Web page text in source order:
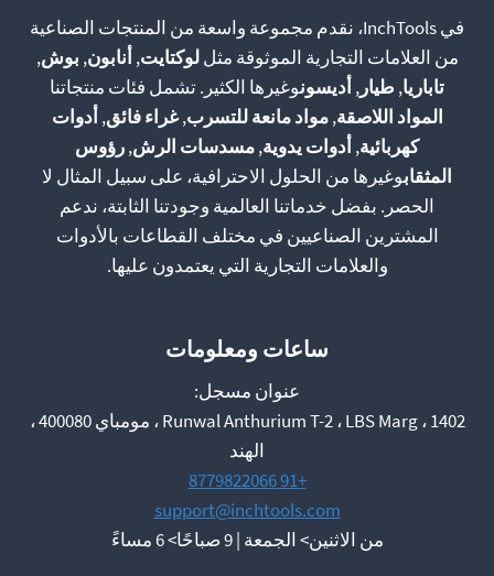
في InchTools، نقدم مجموعة واسعة من المنتجات الصناعية
من العلامات التجارية الموثوقة مثللوكتايت,أنابون, بوش,
تاباريا, طيار ,أديسونوغيرها الكثير. تشمل فئات منتجاتنا
المواد اللاصقة,مواد مانعة للتسرب,غراء فائق,أدوات
كهربائية,أدوات يدوية,مسدسات الرش,رؤوس
المثقابوغيرها من الحلول الاحترافية، على سبيل المثال لا
الحصر. بفضل خدماتنا العالمية وجودتنا الثابتة، ندعم
المشترين الصناعيين في مختلف القطاعات بالأدوات
والعلامات التجارية التي يعتمدون عليها.
ساعات ومعلومات
عنوان مسجل:
1402 ، Runwal Anthurium T-2 ، LBS Marg ، مومباي 400080 ،
الهند
+91 8779822066
support@inchtools.com
من الاثنين> الجمعة | 9 صباحًا> 6 مساءً